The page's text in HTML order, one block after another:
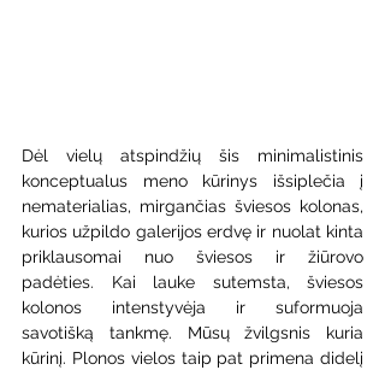
Dėl vielų atspindžių šis minimalistinis
konceptualus meno kūrinys išsiplečia į
nematerialias, mirgančias šviesos kolonas,
kurios užpildo galerijos erdvę ir nuolat kinta
priklausomai nuo šviesos ir žiūrovo
padėties. Kai lauke sutemsta, šviesos
kolonos intenstyvėja ir suformuoja
savotišką tankmę. Mūsų žvilgsnis kuria
kūrinį. Plonos vielos taip pat primena didelį